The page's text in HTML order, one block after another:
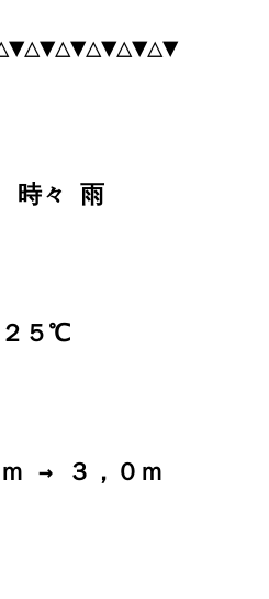
時々 雨
５℃
ｍ → ３，０ｍ